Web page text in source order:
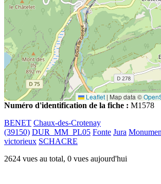
Leaflet | Map data ©
Numéro d'identification de la fiche : M1578
BENET Chaux-des-Crotenay
(39150) DUR_MM_PL05 Fonte Jura
victorieux SCHACRE
2624 vues au total, 0 vues aujourd'hui